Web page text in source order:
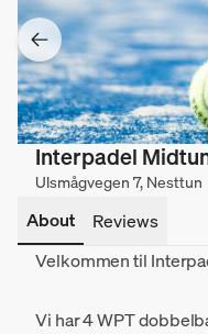
Interpadel
Ulsmågvegen 7, Nesttun
About
Reviews
Velkommen til
Vi har 4 WPT